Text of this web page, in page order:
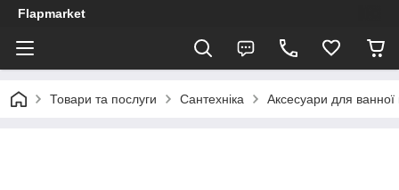
Flapmarket
Товари та послуги Сантехніка Аксесуари для ванної